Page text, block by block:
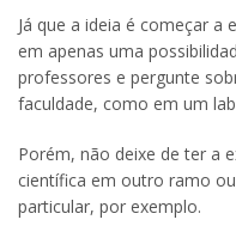
Já que a ideia é começar a
em apenas uma
professores e pergunte
faculdade, como em um
Porém, não deixe de ter a
científica em outro ramo
particular, por exemplo.